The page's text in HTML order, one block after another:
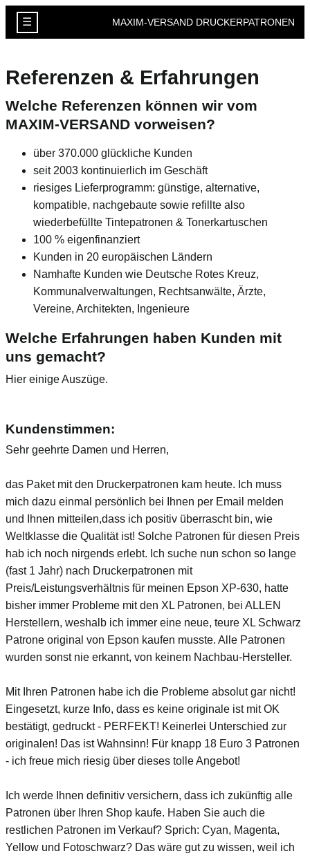
MAXIM-VERSAND DRUCKERPATRONEN
☰
Referenzen & Erfahrungen
Welche Referenzen können wir vom
MAXIM-VERSAND vorweisen?
über 370.000 glückliche Kunden
seit 2003 kontinuierlich im Geschäft
riesiges Lieferprogramm: günstige, alternative,
kompatible, nachgebaute sowie refillte also
wiederbefüllte Tintepatronen & Tonerkartuschen
100 % eigenfinanziert
Kunden in 20 europäischen Ländern
Namhafte Kunden wie Deutsche Rotes Kreuz,
Kommunalverwaltungen, Rechtsanwälte, Ärzte,
Vereine, Architekten, Ingenieure
Welche Erfahrungen haben Kunden mit
uns gemacht?
Hier einige Auszüge.
Kundenstimmen:
Sehr geehrte Damen und Herren,
das Paket mit den Druckerpatronen kam heute. Ich muss
mich dazu einmal persönlich bei Ihnen per Email melden
und Ihnen mitteilen,dass ich positiv überrascht bin, wie
Weltklasse die Qualität ist! Solche Patronen für diesen Preis
hab ich noch nirgends erlebt. Ich suche nun schon so lange
(fast 1 Jahr) nach Druckerpatronen mit
Preis/Leistungsverhältnis für meinen Epson XP-630, hatte
bisher immer Probleme mit den XL Patronen, bei ALLEN
Herstellern, weshalb ich immer eine neue, teure XL Schwarz
Patrone original von Epson kaufen musste. Alle Patronen
wurden sonst nie erkannt, von keinem Nachbau-Hersteller.
Mit Ihren Patronen habe ich die Probleme absolut gar nicht!
Eingesetzt, kurze Info, dass es keine originale ist mit OK
bestätigt, gedruckt - PERFEKT! Keinerlei Unterschied zur
originalen! Das ist Wahnsinn! Für knapp 18 Euro 3 Patronen
- ich freue mich riesig über dieses tolle Angebot!
Ich werde Ihnen definitiv versichern, dass ich zukünftig alle
Patronen über Ihren Shop kaufe. Haben Sie auch die
restlichen Patronen im Verkauf? Sprich: Cyan, Magenta,
Yellow und Fotoschwarz? Das wäre gut zu wissen, weil ich